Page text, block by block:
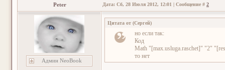
Peter Дата: Сб, 28 Июля 2012, 12:01 | Сообщение # 2
Админ NeoBook
Цитата от (Сергей)
но если так:
Код
Math "[max.usluga.raschet]" "2"
то нет